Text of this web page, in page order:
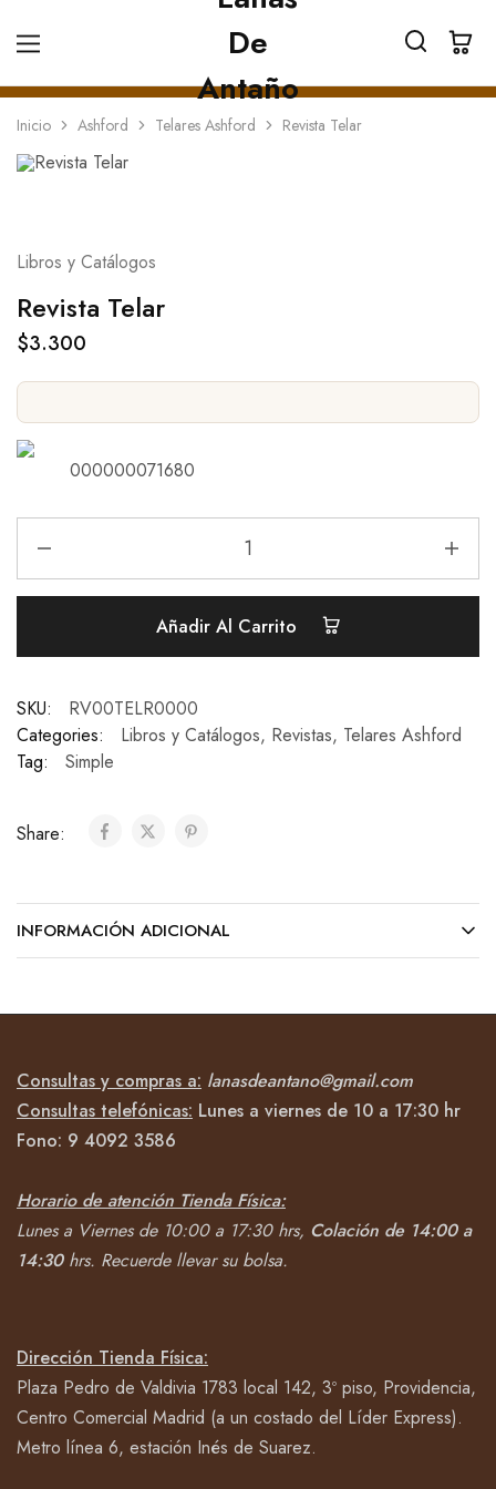
Inicio Ashford Telares Ashford Revista Telar
Libros y Catálogos
Revista Telar
$3.300
000000071680
Añadir Al Carrito
SKU:
RV00TELR0000
Categories:
Libros y Catálogos, Revistas, Telares Ashford
Tag:
Simple
Share:
INFORMACIÓN ADICIONAL
Consultas y compras a: lanasdeantano@gmail.com
Consultas telefónicas: Lunes a viernes de 10 a 17:30 hr
Fono: 9 4092 3586
Horario de atención Tienda Física:
Lunes a Viernes de 10:00 a 17:30 hrs, Colación de 14:00 a
14:30hrs. Recuerde llevar su bolsa.
Dirección Tienda Física:
Plaza Pedro de Valdivia 1783 local 142, 3º piso, Providencia,
Centro Comercial Madrid (a un costado del Líder Express).
Metro línea 6, estación Inés de Suarez.